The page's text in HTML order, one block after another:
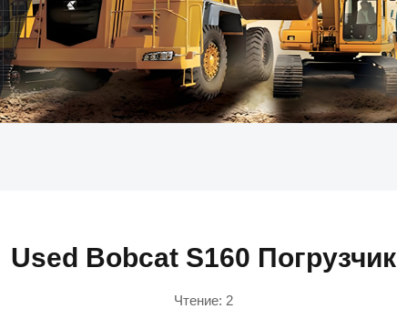
Used Bobcat S160 Погрузчик
Чтение: 2